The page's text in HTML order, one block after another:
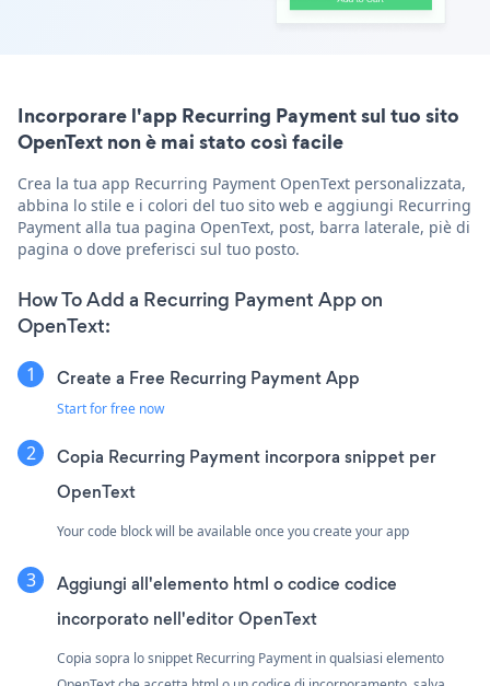
Incorporare l'app Recurring Payment sul tuo sito
OpenText non è mai stato così facile
Crea la tua app Recurring Payment OpenText personalizzata,
abbina lo stile e i colori del tuo sito web e aggiungi Recurring
Payment alla tua pagina OpenText, post, barra laterale, piè di
pagina o dove preferisci sul tuo posto.
How To Add a Recurring Payment App on
OpenText:
Create a Free Recurring Payment App
Start for free now
Copia Recurring Payment incorpora snippet per
OpenText
Your code block will be available once you create your app
Aggiungi all'elemento html o codice codice
incorporato nell'editor OpenText
Copia sopra lo snippet Recurring Payment in qualsiasi elemento